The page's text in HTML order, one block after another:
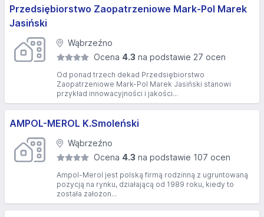
Przedsiębiorstwo Zaopatrzeniowe Mark-Pol Marek
Jasiński
Wąbrzeźno
Ocena 4.3 na podstawie 27 ocen
Od ponad trzech dekad Przedsiębiorstwo
Zaopatrzeniowe Mark-Pol Marek Jasiński stanowi
przykład innowacyjności i jakości...
AMPOL-MEROL K.Smoleński
Wąbrzeźno
Ocena 4.3 na podstawie 107 ocen
Ampol-Merol jest polską firmą rodzinną z ugruntowaną
pozycją na rynku, działającą od 1989 roku, kiedy to
została założon...